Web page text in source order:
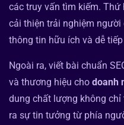
các truy vấn tìm kiếm. Thứ
cải thiện trải nghiệm
thông tin hữu ích và dễ
Ngoài ra, viết bài chuẩn
và thương hiệu cho doanh
dung chất lượng không
ra sự tin tưởng từ phía